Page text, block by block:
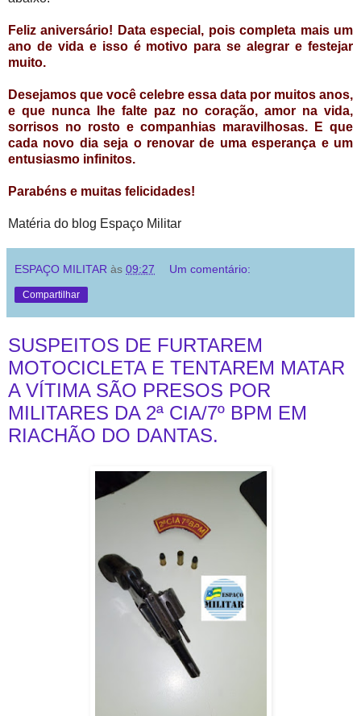
Feliz aniversário! Data especial, pois completa mais um
ano de vida e isso é motivo para se alegrar e festejar
muito.
Desejamos que você celebre essa data por muitos anos,
e que nunca lhe falte paz no coração, amor na vida,
sorrisos no rosto e companhias maravilhosas. E que
cada novo dia seja o renovar de uma esperança e um
entusiasmo infinitos.
Parabéns e muitas felicidades!
Matéria do blog Espaço Militar
ESPAÇO MILITAR às 09:27 Um comentário:
Compartilhar
SUSPEITOS DE FURTAREM
MOTOCICLETA E TENTAREM MATAR
A VÍTIMA SÃO PRESOS POR
MILITARES DA 2ª CIA/7º BPM EM
RIACHÃO DO DANTAS.